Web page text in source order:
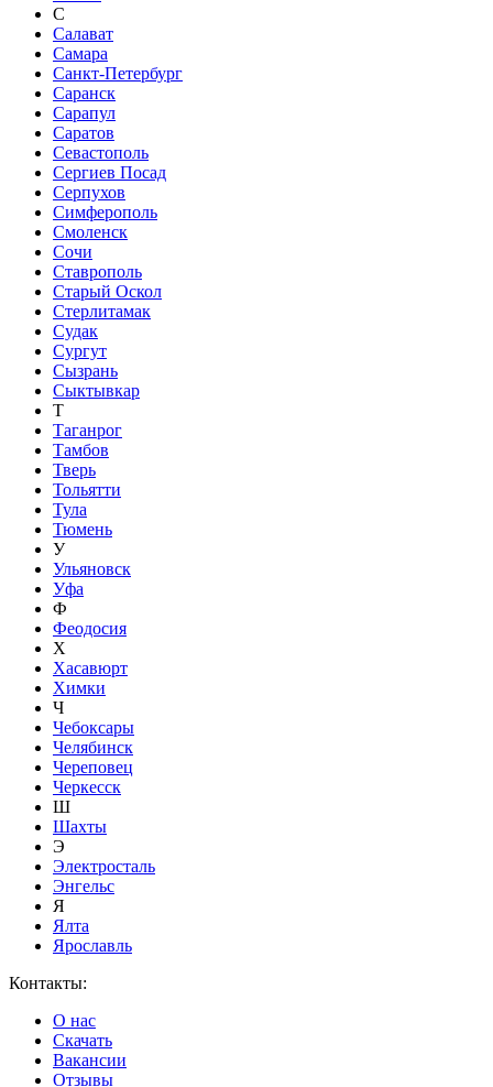
С
Салават
Самара
Санкт-Петербург
Саранск
Сарапул
Саратов
Севастополь
Сергиев Посад
Серпухов
Симферополь
Смоленск
Сочи
Ставрополь
Старый Оскол
Стерлитамак
Судак
Сургут
Сызрань
Сыктывкар
Т
Таганрог
Тамбов
Тверь
Тольятти
Тула
Тюмень
У
Ульяновск
Уфа
Ф
Феодосия
Х
Хасавюрт
Химки
Ч
Чебоксары
Челябинск
Череповец
Черкесск
Ш
Шахты
Э
Электросталь
Энгельс
Я
Ялта
Ярославль
Контакты:
О нас
Скачать
Вакансии
Отзывы